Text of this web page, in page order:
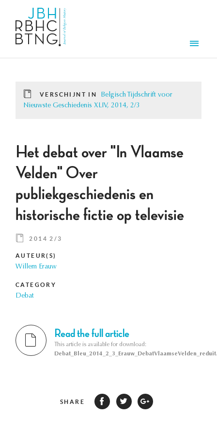
VERSCHIJNT IN
Belgisch Tijdschrift voor
Nieuwste Geschiedenis XLIV, 2014, 2/3
Het debat over "In Vlaamse
Velden" Over
publiekgeschiedenis en
historische fictie op televisie
2014 2/3
AUTEUR(S)
Willem Erauw
CATEGORY
Debat
Read the full article
This article is available for download:
SHARE